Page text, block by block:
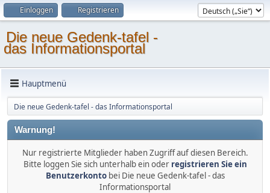
Einloggen Registrieren
Die neue Gedenk-tafel -
das Informationsportal
Hauptmenü
Die neue Gedenk-tafel - das Informationsportal
Warnung!
Nur registrierte Mitglieder haben Zugriff auf diesen Bereich.
Bitte loggen Sie sich unterhalb ein oder registrieren Sie ein
Benutzerkontobei Die neue Gedenk-tafel - das
Informationsportal